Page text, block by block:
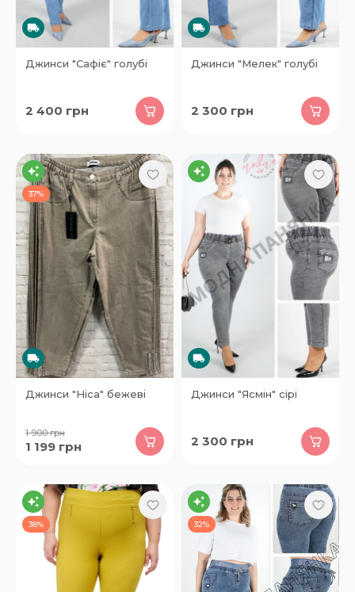
Джинси "Сафіє" голубі
2 400 грн
Джинси "Мелек" голубі
2 300 грн
37%
Джинси "Ніса" бежеві
1 900грн
1 199 грн
Джинси "Ясмін" сірі
2 300 грн
38% 32%